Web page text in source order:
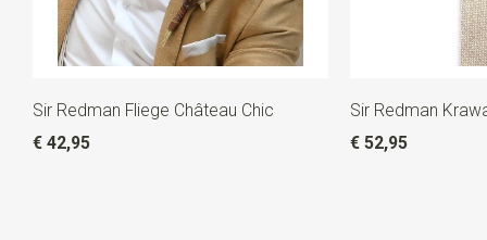
Sir Redman Fliege Château Chic
€ 42,95
Sir Redman
€ 52,95